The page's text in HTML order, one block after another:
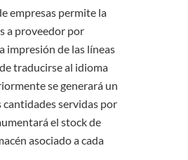
empresas permite la
a proveedor por
impresión de las líneas
traducirse al idioma
se generará un
servidas por
el stock de
asociado a cada